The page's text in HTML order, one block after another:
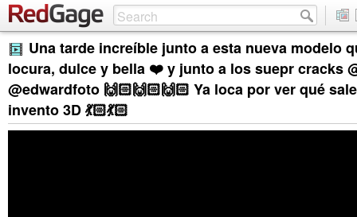
Una tarde increíble junto a esta nueva modelo
locura, dulce y bella ❤️ y junto a los suepr cracks
@edwardfoto 🙌🏻🙌🏻🙌🏻 Ya loca por ver qué
invento 3D 💃🏻💃🏻